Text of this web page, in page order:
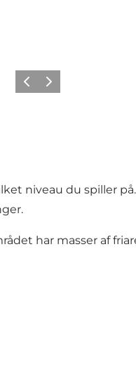
Forrige billede
Næste billede
niveau du spiller
har masser af